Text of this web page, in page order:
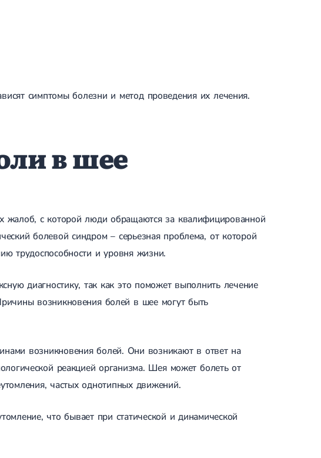
симптомы болезни и метод проведения их лечения.
в шее
жалоб, с которой люди обращаются за квалифицированной
болевой синдром – серьезная проблема, от которой
трудоспособности и уровня жизни.
диагностику, так как это поможет выполнить лечение
возникновения болей в шее могут быть
возникновения болей. Они возникают в ответ на
реакцией организма. Шея может болеть от
частых однотипных движений.
что бывает при статической и динамической